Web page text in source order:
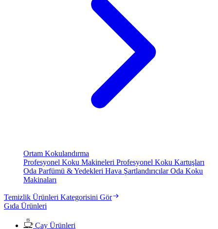
Ortam Kokulandırma
Profesyonel Koku Makineleri Profesyonel Koku Kartuşları
Oda Parfümü & Yedekleri Hava ŞartlandırıcılarOda Koku
Makinaları
Temizlik Ürünleri Kategorisini Gör
Gıda Ürünleri
Çay Ürünleri